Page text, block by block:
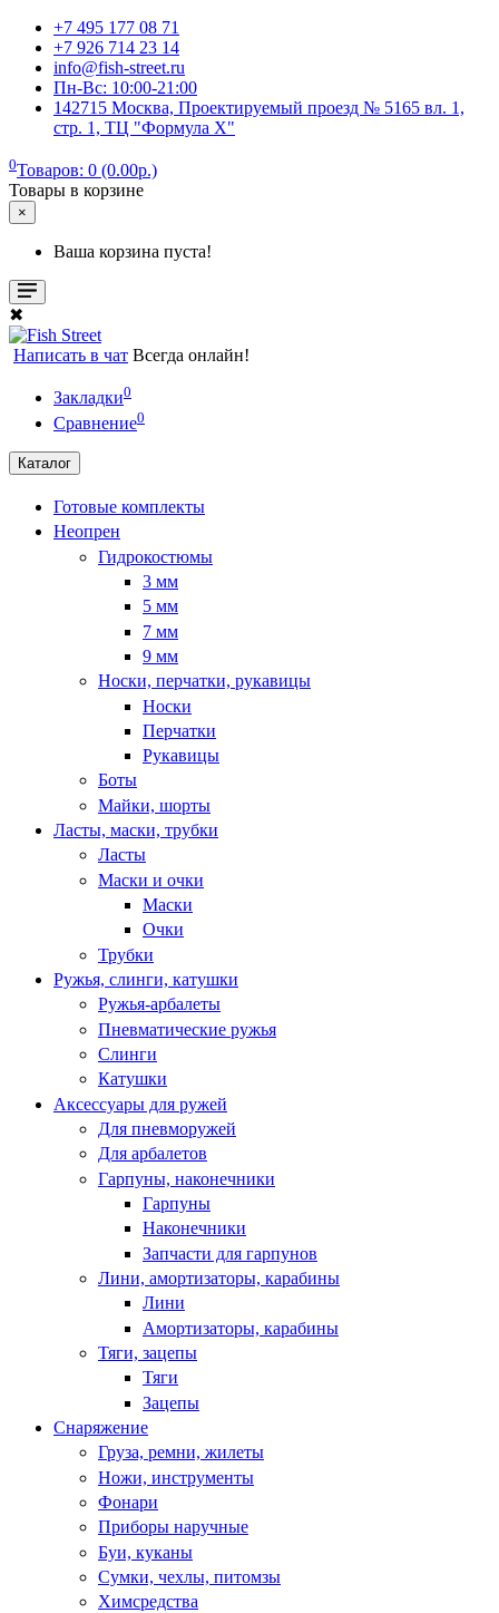
+7 495 177 08 71
+7 926 714 23 14
info@fish-street.ru
Пн-Вс: 10:00-21:00
142715 Москва, Проектируемый проезд № 5165 вл. 1,
стр. 1, ТЦ "Формула X"
0Товаров: 0 (0.00р.)
Товары в корзине
×
Ваша корзина пуста!
✖
Написать в чат Всегда онлайн!
Закладки0
Сравнение0
Каталог
Готовые комплекты
Неопрен
Гидрокостюмы
3 мм
5 мм
7 мм
9 мм
Носки, перчатки, рукавицы
Носки
Перчатки
Рукавицы
Боты
Майки, шорты
Ласты, маски, трубки
Ласты
Маски и очки
Маски
Очки
Трубки
Ружья, слинги, катушки
Ружья-арбалеты
Пневматические ружья
Слинги
Катушки
Аксессуары для ружей
Для пневморужей
Для арбалетов
Гарпуны, наконечники
Гарпуны
Наконечники
Запчасти для гарпунов
Лини, амортизаторы, карабины
Лини
Амортизаторы, карабины
Тяги, зацепы
Тяги
Зацепы
Снаряжение
Груза, ремни, жилеты
Ножи, инструменты
Фонари
Приборы наручные
Буи, куканы
Сумки, чехлы, питомзы
Химсредства